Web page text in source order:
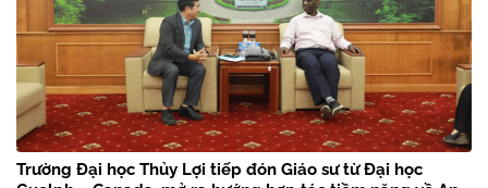
Trường Đại học Thủy Lợi tiếp đón Giáo sư từ Đại học